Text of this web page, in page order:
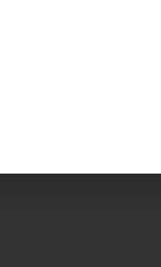
e Polline
una
vivendo una